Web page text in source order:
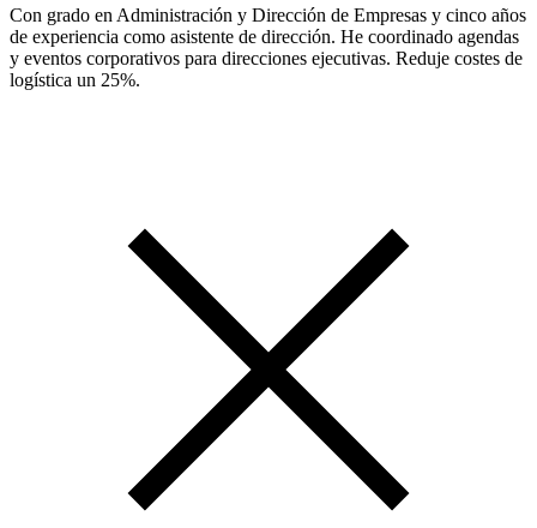
Con grado en Administración y Dirección de Empresas y cinco años
de experiencia como asistente de dirección. He coordinado agendas
y eventos corporativos para direcciones ejecutivas. Reduje costes de
logística un 25%.